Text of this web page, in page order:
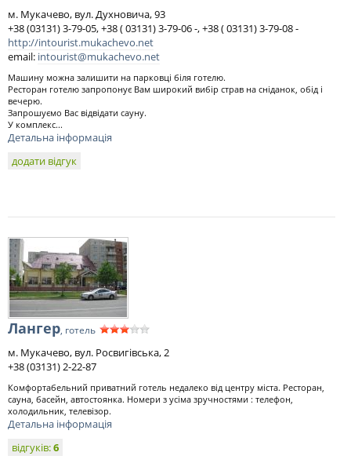
м. Мукачево, вул. Духновича, 93
+38 (03131) 3-79-05, +38 ( 03131) 3-79-06 -, +38 ( 03131) 3-79-08 -
http://intourist.mukachevo.net
email: intourist@mukachevo.net
Машину можна залишити на парковці біля готелю.
Ресторан готелю запропонує Вам широкий вибір страв на сніданок, обід і
вечерю.
Запрошуємо Вас відвідати сауну.
У комплекс...
Детальна інформація
додати відгук
Лангер, готель
м. Мукачево, вул. Росвигівська, 2
+38 (03131) 2-22-87
Комфортабельний приватний готель недалеко від центру міста. Ресторан,
сауна, басейн, автостоянка. Номери з усіма зручностями : телефон,
холодильник, телевізор.
Детальна інформація
відгуків:6